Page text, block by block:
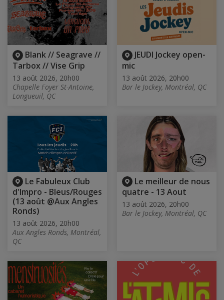
Blank // Seagrave //
Tarbox // Vise Grip
13 août 2026, 20h00
Chapelle Foyer St-Antoine,
Longueuil, QC
JEUDI Jockey open-
mic
13 août 2026, 20h00
Bar le Jockey, Montréal, QC
Le Fabuleux Club
d'Impro - Bleus/Rouges
(13 août @Aux Angles
Ronds)
13 août 2026, 20h00
Aux Angles Ronds, Montréal,
QC
Le meilleur de nous
quatre - 13 Aout
13 août 2026, 20h00
Bar le Jockey, Montréal, QC